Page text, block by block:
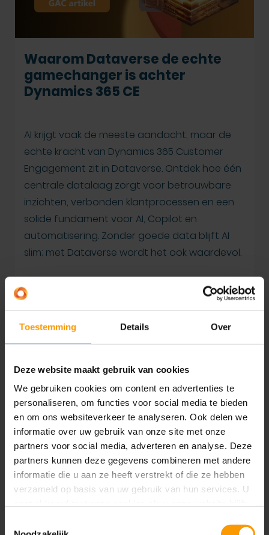
Toestemming Details Over
Deze website maakt gebruik van cookies
We gebruiken cookies om content en advertenties te
personaliseren, om functies voor social media te bieden
en om ons websiteverkeer te analyseren. Ook delen we
informatie over uw gebruik van onze site met onze
partners voor social media, adverteren en analyse. Deze
partners kunnen deze gegevens combineren met andere
informatie die u aan ze heeft verstrekt of die ze hebben
verzameld op basis van uw gebruik van hun services. U
Waarom Dataverse de echte
gamechanger is achter
Dynamics 365 CE
AI krijgt vaak de meeste aandacht, maar de
echte kracht van Dynamics 365 Customer
Engagement zit in Dataverse. Ontdek hoe één
centrale datalaag zorgt voor betrouwbare
inzichten, verbonden klantprocessen en een
solide fundament voor AI, Copilot en
automatisering. Zonder goede data blijft AI
slim; met Dataverse wordt het ook waardevol.
VERHAAL LEZEN
Waarom AI geen feature meer
is, maar een organisatielaag